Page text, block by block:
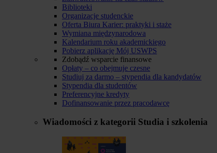
Biblioteki
Organizacje studenckie
Oferta Biura Karier: praktyki i staże
Wymiana międzynarodowa
Kalendarium roku akademickiego
Pobierz aplikację Mój USWPS
Zdobądź wsparcie finansowe
Opłaty – co obejmuje czesne
Studiuj za darmo – stypendia dla kandydatów
Stypendia dla studentów
Preferencyjne kredyty
Dofinansowanie przez pracodawcę
Wiadomości z kategorii Studia i szkolenia